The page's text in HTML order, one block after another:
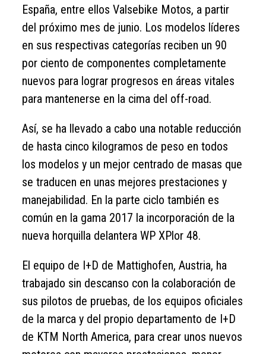
España, entre ellos Valsebike Motos, a partir
del próximo mes de junio. Los modelos líderes
en sus respectivas categorías reciben un 90
por ciento de componentes completamente
nuevos para lograr progresos en áreas vitales
para mantenerse en la cima del off-road.
Así, se ha llevado a cabo una notable reducción
de hasta cinco kilogramos de peso en todos
los modelos y un mejor centrado de masas que
se traducen en unas mejores prestaciones y
manejabilidad. En la parte ciclo también es
común en la gama 2017 la incorporación de la
nueva horquilla delantera WP XPlor 48.
El equipo de I+D de Mattighofen, Austria, ha
trabajado sin descanso con la colaboración de
sus pilotos de pruebas, de los equipos oficiales
de la marca y del propio departamento de I+D
de KTM North America, para crear unos nuevos